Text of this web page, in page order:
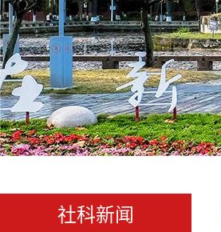
社科新闻